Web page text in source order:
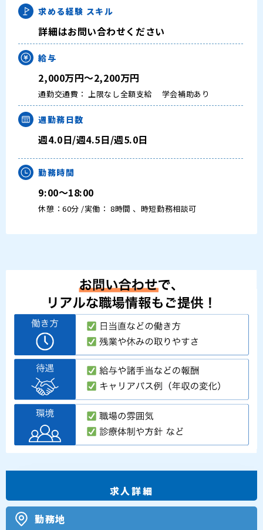
求める経験 スキル
詳細はお問い合わせください
給与
2,000万円～2,200万円
通勤交通費： 上限なし全額支給 学会補助あり
週勤務日数
週4.0日/週4.5日/週5.0日
勤務時間
9:00～18:00
休憩：60分 /実働： 8時間 、時短勤務相談可
求人詳細
勤務地